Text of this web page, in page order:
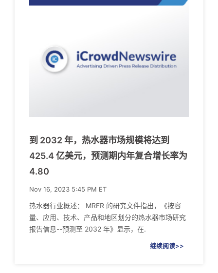
到 2032 年，热水器市场规模将达到
425.4 亿美元，预测期内年复合增长率为
4.80
Nov 16, 2023 5:45 PM ET
热水器行业概述： MRFR 的研究文件指出，《按容
量、应用、技术、产品和地区划分的热水器市场研究
报告信息--预测至 2032 年》显示，在.
继续阅读>>